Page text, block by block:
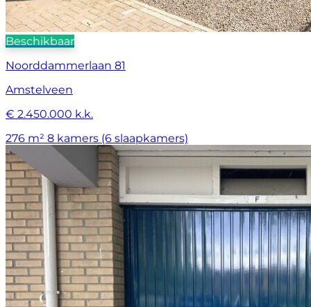
Beschikbaar
Noorddammerlaan 81
Amstelveen
€ 2.450.000 k.k.
276 m² 8 kamers (6 slaapkamers)